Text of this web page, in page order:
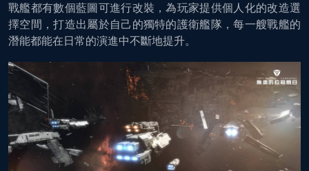
戰艦都有數個藍圖可進行改裝，為玩家提供個人化的改造選
擇空間，打造出屬於自己的獨特的護衛艦隊，每一艘戰艦的
潛能都能在日常的演進中不斷地提升。